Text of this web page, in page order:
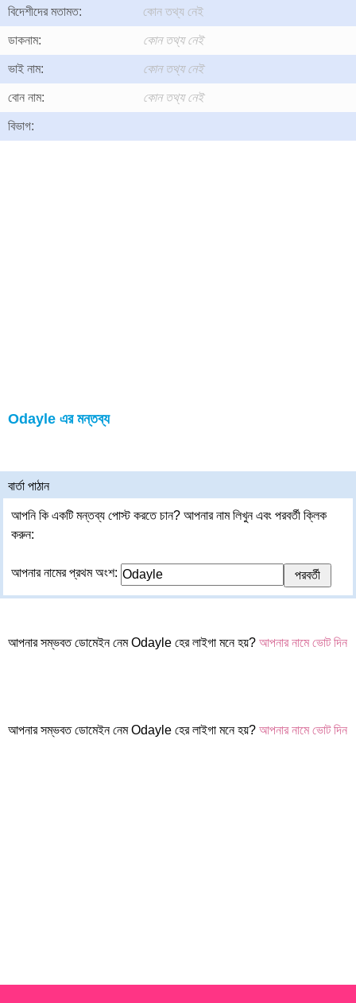
বিদেশীদের মতামত: কোন তথ্য নেই
ডাকনাম: কোন তথ্য নেই
ভাই নাম: কোন তথ্য নেই
বোন নাম: কোন তথ্য নেই
বিভাগ:
Odayle এর মন্তব্য
বার্তা পাঠান
আপনি কি একটি মন্তব্য পোস্ট করতে চান? আপনার নাম লিখুন এবং পরবর্তী ক্লিক
করুন:
আপনার নামের প্রথম অংশ:
আপনার সম্ভবত ডোমেইন নেম Odayle হের লাইগা মনে হয়? আপনার নামে ভোট দিন
আপনার সম্ভবত ডোমেইন নেম Odayle হের লাইগা মনে হয়? আপনার নামে ভোট দিন